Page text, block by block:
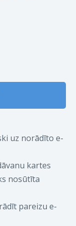
uz norādīto e-
kartes
nosūtīta
pareizu e-